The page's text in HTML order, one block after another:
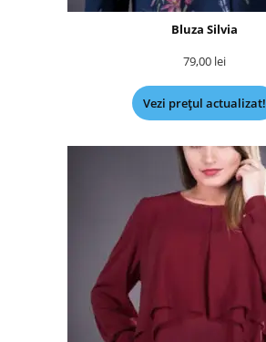
Bluza Silvia
79,00 lei
Vezi prețul actualizat!